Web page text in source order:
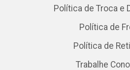
Política de Troca e
Política de
Política de
Trabalhe